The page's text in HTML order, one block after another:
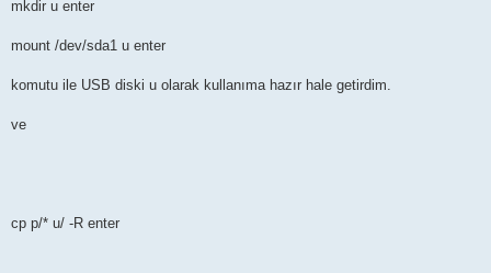
mkdir u enter
mount /dev/sda1 u enter
komutu ile USB diski u olarak kullanıma hazır hale getirdim.
ve
cp p/* u/ -R enter